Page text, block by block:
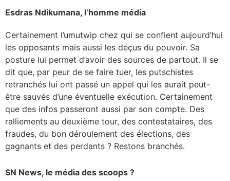
Esdras Ndikumana, l’homme média
Certainement l’umutwip chez qui se confient aujourd’hui
les opposants mais aussi les déçus du pouvoir. Sa
posture lui permet d’avoir des sources de partout. Il se
dit que, par peur de se faire tuer, les putschistes
retranchés lui ont passé un appel qui les aurait peut-
être sauvés d’une éventuelle exécution. Certainement
que des infos passeront aussi par son compte. Des
ralliements au deuxième tour, des contestataires, des
fraudes, du bon déroulement des élections, des
gagnants et des perdants ? Restons branchés.
SN News, le média des scoops ?